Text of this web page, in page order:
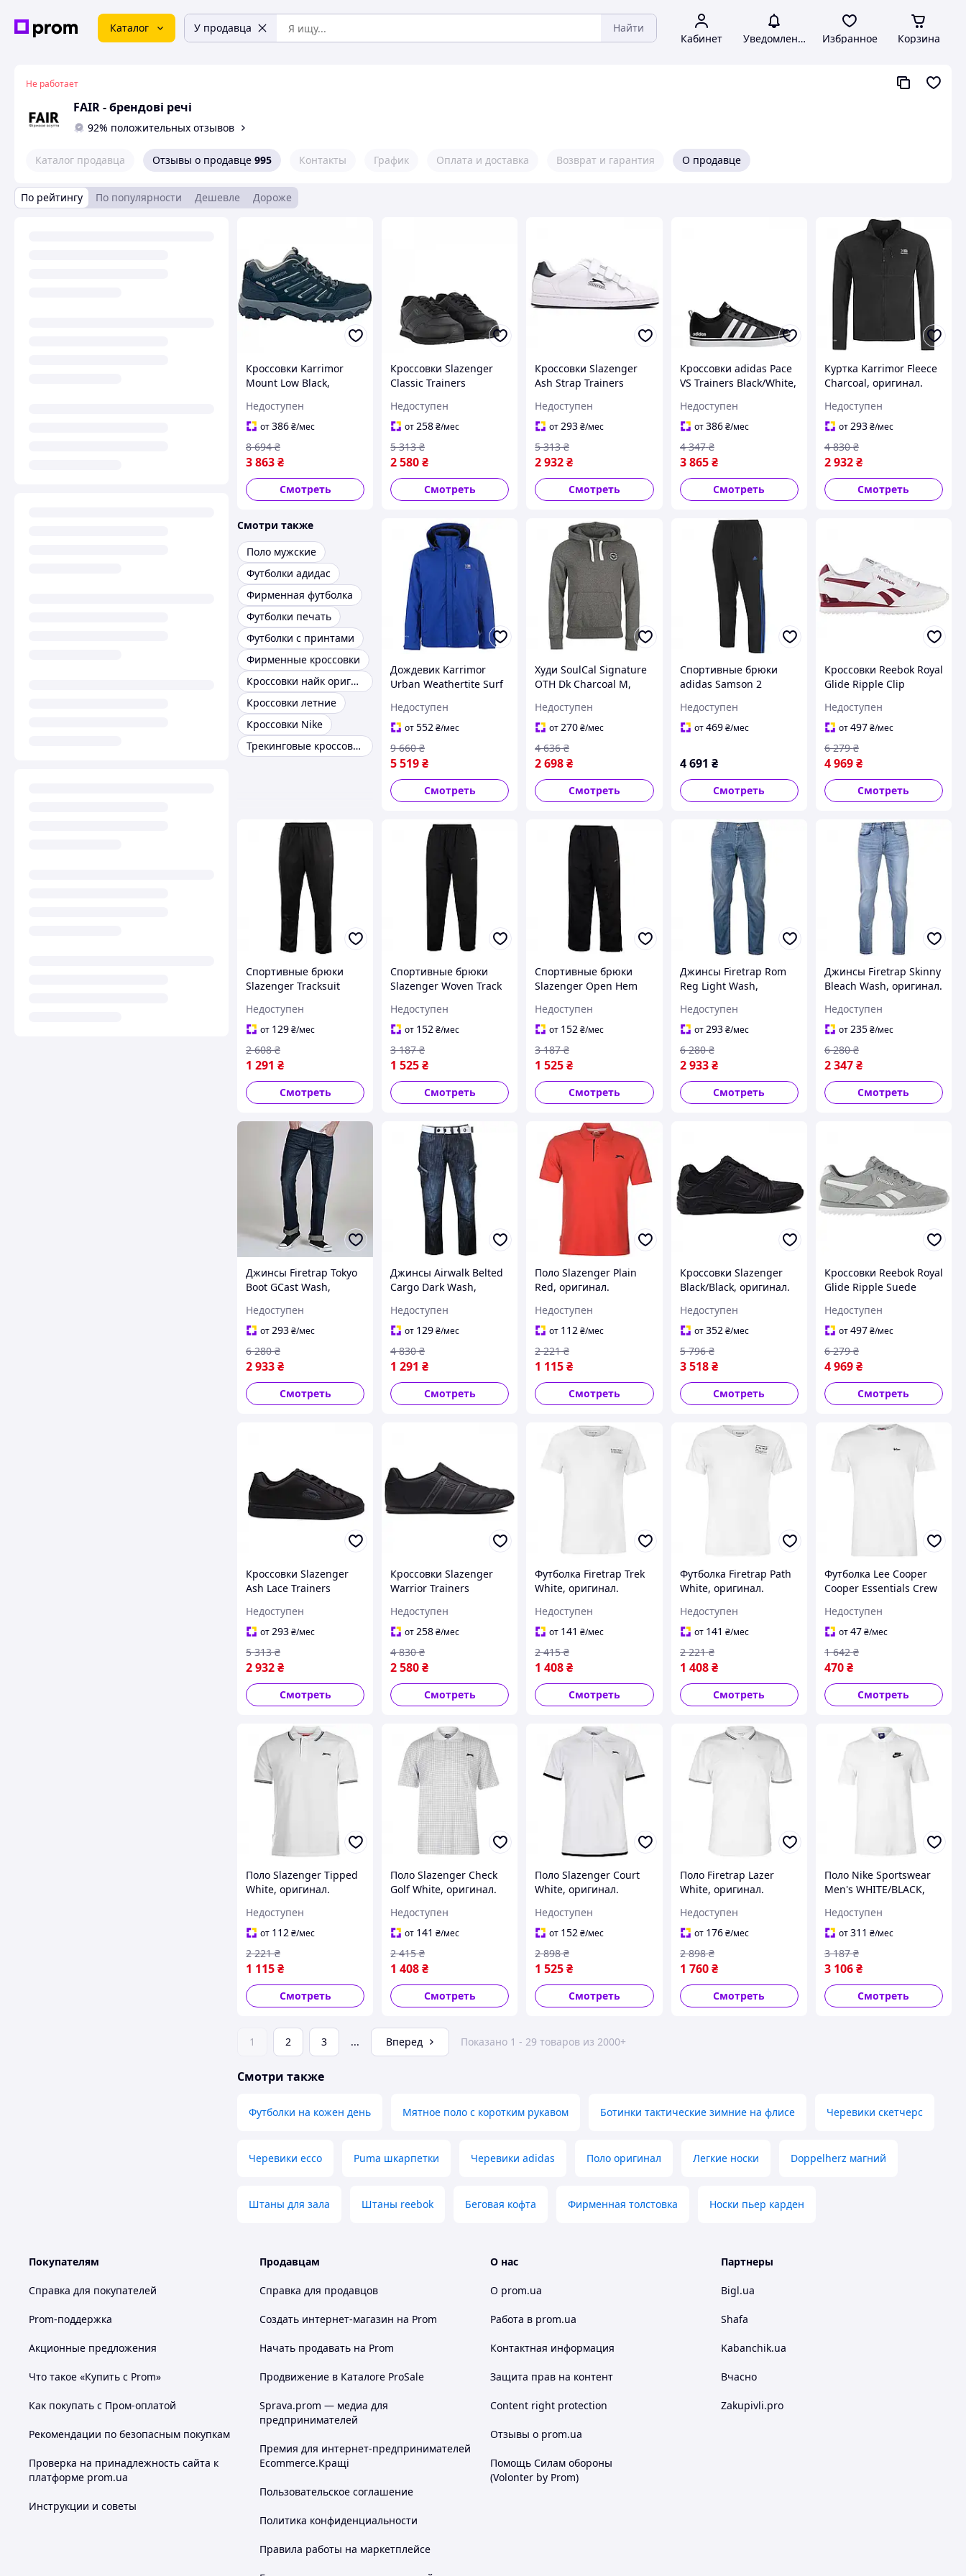
Каталог У продавца Найти
Кабинет Уведомления Избранное Корзина
Не работает
FAIR - брендові речі
92% положительных отзывов
Каталог продавца Отзывы о продавце 995 Контакты График Оплата и доставка Возврат и гарантия О продавце
По рейтингу По популярности Дешевле Дороже
Кроссовки Karrimor
Mount Low Black,
США/ЕС в течение 14
дней
Недоступен
от386₴/мес
3 863₴
8 694 ₴
Смотреть
Кроссовки Slazenger
Classic Trainers
оригинал. Доставка из
США/ЕС в течение 14
дней
Недоступен
от258₴/мес
2 580₴
5 313 ₴
Смотреть
Кроссовки Slazenger
Ash Strap Trainers
Доставка из США/ЕС в
течение 14 дней
Недоступен
от293₴/мес
2 932₴
5 313 ₴
Смотреть
Кроссовки adidas Pace
VS Trainers Black/White,
США/ЕС в течение 14
дней
Недоступен
от386 ₴/мес
3 865 ₴
4 347 ₴
Смотреть
Куртка Karrimor Fleece
Charcoal, оригинал.
течение 14 дней
Недоступен
от293₴/мес
2 932₴
4 830 ₴
Смотреть
Смотри также
Поло мужские
Футболки адидас
Фирменная футболка
Футболки печать
Футболки с принтами
Фирменные кроссовки
Кроссовки найк оригинал
Кроссовки летние
Кроссовки Nike
Трекинговые кроссовки
Дождевик Karrimor
Urban Weathertite Surf
Доставка из США/ЕС в
течение 14 дней
Недоступен
от552₴/мес
5 519₴
9 660 ₴
Смотреть
Худи SoulCal Signature
OTH Dk Charcoal M,
США/ЕС в течение 14
дней
Недоступен
от270₴/мес
2 698₴
4 636 ₴
Смотреть
Спортивные брюки
adidas Samson 2
оригинал. Доставка из
США/ЕС в течение 14
Недоступен
от469 ₴/мес
4 691 ₴
Смотреть
Кроссовки Reebok Royal
Glide Ripple Clip
White/Burgundy,
оригинал. Доставка из
США/ЕС в течение 14
дней
Недоступен
от497₴/мес
4 969₴
6 279 ₴
Смотреть
Спортивные брюки
Slazenger Tracksuit
Доставка из США/ЕС в
течение 14 дней
Недоступен
от 129₴/мес
1 291 ₴
2 608 ₴
Смотреть
Спортивные брюки
Slazenger Woven Track
Доставка из США/ЕС в
течение 14 дней
Недоступен
от 152 ₴/мес
1 525₴
3 187 ₴
Смотреть
Спортивные брюки
Slazenger Open Hem
оригинал. Доставка из
США/ЕС в течение 14
Недоступен
от 152 ₴/мес
1 525₴
3 187 ₴
Смотреть
Джинсы Firetrap Rom
Reg Light Wash,
США/ЕС в течение 14
дней
Недоступен
от 293 ₴/мес
2 933 ₴
6 280 ₴
Смотреть
Джинсы Firetrap Skinny
Bleach Wash, оригинал.
течение 14 дней
Недоступен
от 235₴/мес
2 347₴
6 280 ₴
Смотреть
Джинсы Firetrap Tokyo
Boot GCast Wash,
США/ЕС в течение 14
дней
Недоступен
от293₴/мес
2 933₴
6 280 ₴
Смотреть
Джинсы Airwalk Belted
Cargo Dark Wash,
США/ЕС в течение 14
дней
Недоступен
от 129₴/мес
1 291 ₴
4 830 ₴
Смотреть
Поло Slazenger Plain
Red, оригинал.
течение 14 дней
Недоступен
от 112₴/мес
1 115₴
2 221 ₴
Смотреть
Кроссовки Slazenger
Black/Black, оригинал.
течение 14 дней
Недоступен
от352 ₴/мес
3 518 ₴
5 796 ₴
Смотреть
Кроссовки Reebok Royal
Glide Ripple Suede
оригинал. Доставка из
США/ЕС в течение 14
дней
Недоступен
от497₴/мес
4 969₴
6 279 ₴
Смотреть
Кроссовки Slazenger
Ash Lace Trainers
оригинал. Доставка из
США/ЕС в течение 14
дней
Недоступен
от293₴/мес
2 932₴
5 313 ₴
Смотреть
Кроссовки Slazenger
Warrior Trainers
оригинал. Доставка из
США/ЕС в течение 14
дней
Недоступен
от258₴/мес
2 580₴
4 830 ₴
Смотреть
Футболка Firetrap Trek
White, оригинал.
течение 14 дней
Недоступен
от 141 ₴/мес
1 408₴
2 415 ₴
Смотреть
Футболка Firetrap Path
White, оригинал.
течение 14 дней
Недоступен
от 141 ₴/мес
1 408 ₴
2 221 ₴
Смотреть
Футболка Lee Cooper
Cooper Essentials Crew
Доставка из США/ЕС в
течение 14 дней
Недоступен
от47₴/мес
470₴
1 642 ₴
Смотреть
Поло Slazenger Tipped
White, оригинал.
течение 14 дней
Недоступен
от 112₴/мес
1 115₴
2 221 ₴
Смотреть
Поло Slazenger Check
Golf White, оригинал.
течение 14 дней
Недоступен
от 141 ₴/мес
1 408₴
2 415 ₴
Смотреть
Поло Slazenger Court
White, оригинал.
течение 14 дней
Недоступен
от 152₴/мес
1 525₴
2 898 ₴
Смотреть
Поло Firetrap Lazer
White, оригинал.
течение 14 дней
Недоступен
от 176 ₴/мес
1 760 ₴
2 898 ₴
Смотреть
Поло Nike Sportswear
Men's WHITE/BLACK,
США/ЕС в течение 14
дней
Недоступен
от311 ₴/мес
3 106₴
3 187 ₴
Смотреть
1 2 3 ... Вперед Показано 1 - 29 товаров из 2000+
Смотри также
Футболки на кожен день Мятное поло с коротким рукавом Ботинки тактические зимние на флисе Черевики скетчерс
Черевики ecco Puma шкарпетки Черевики adidas Поло оригинал Легкие носки Doppelherz магний
Штаны для зала Штаны reebok Беговая кофта Фирменная толстовка Носки пьер карден
Покупателям
Справка для покупателей
Prom-поддержка
Акционные предложения
Что такое «Купить с Prom»
Как покупать с Пром-оплатой
Рекомендации по безопасным покупкам
Проверка на принадлежность сайта к
платформе prom.ua
Инструкции и советы
Продавцам
Справка для продавцов
Создать интернет-магазин на Prom
Начать продавать на Prom
Продвижение в Каталоге ProSale
Sprava.prom — медиа для
предпринимателей
Премия для интернет-предпринимателей
Ecommerce.Кращі
Пользовательское соглашение
Политика конфиденциальности
Правила работы на маркетплейсе
О нас
О prom.ua
Работа в prom.ua
Контактная информация
Защита прав на контент
Content right protection
Отзывы о prom.ua
Помощь Силам обороны
(Volonter by Prom)
Партнеры
Bigl.ua
Shafa
Kabanchik.ua
Вчасно
Zakupivli.pro